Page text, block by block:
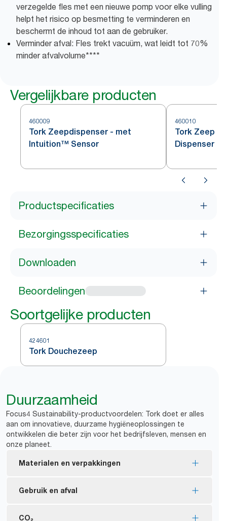
verzegelde fles met een nieuwe pomp voor elke vulling
helpt het risico op besmetting te verminderen en
beschermt de inhoud tot aan de gebruiker.
Verminder afval: Fles trekt vacuüm, wat leidt tot 70%
minder afvalvolume****
Vergelijkbare producten
460009
Tork Zeepdispenser - met
Intuition™ Sensor
460010
Tork Zeep
Dispenser
Productspecificaties
Bezorgingsspecificaties
Downloaden
Beoordelingen
Soortgelijke producten
424601
Tork Douchezeep
Duurzaamheid
Focus4 Sustainability-productvoordelen: Tork doet er alles
aan om innovatieve, duurzame hygiëneoplossingen te
ontwikkelen die beter zijn voor het bedrijfsleven, mensen en
onze planeet.
Materialen en verpakkingen
EU Ecolabel-gecertificeerde vullingen: minder
Gemaakt van minimaal 94% ingrediënten van
Gebruik en afval
Zeepingrediënten zijn biologisch afbreekbaar en
CO₂